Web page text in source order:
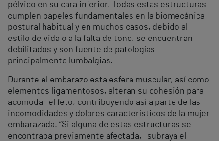
pélvico en su cara inferior. Todas estas estructuras
cumplen papeles fundamentales en la biomecánica
postural habitual y en muchos casos, debido al
estilo de vida o a la falta de tono, se encuentran
debilitados y son fuente de patologías
principalmente lumbalgias.
Durante el embarazo esta esfera muscular, así como
elementos ligamentosos, alteran su cohesión para
acomodar el feto, contribuyendo así a parte de las
incomodidades y dolores característicos de la mujer
embarazada. “Si alguna de estas estructuras se
encontraba previamente afectada, -subraya el